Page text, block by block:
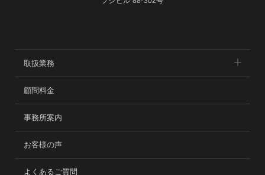
取扱業務
顧問料金
事務所案内
お客様の声
よくあるご質問